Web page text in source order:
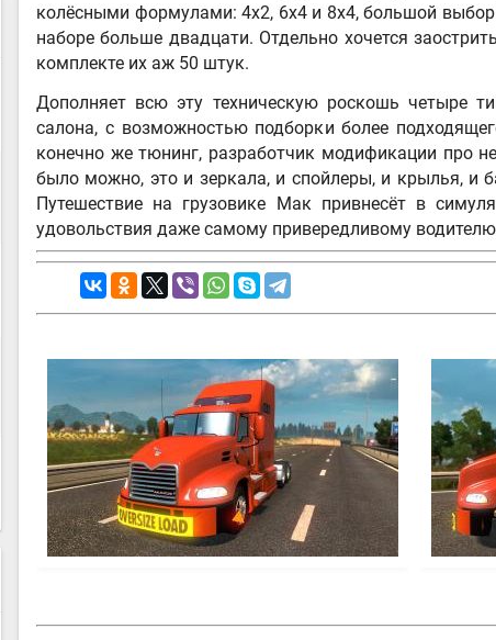
колёсными формулами: 4x2, 6x4 и 8x4, большой выбор
наборе больше двадцати. Отдельно хочется
комплекте их аж 50 штук.
Дополняет всю эту техническую роскошь четыре
салона, с возможностью подборки более
конечно же тюнинг, разработчик модификации про
было можно, это и зеркала, и спойлеры, и крылья, и
Путешествие на грузовике Мак привнесёт в
удовольствия даже самому привередливому